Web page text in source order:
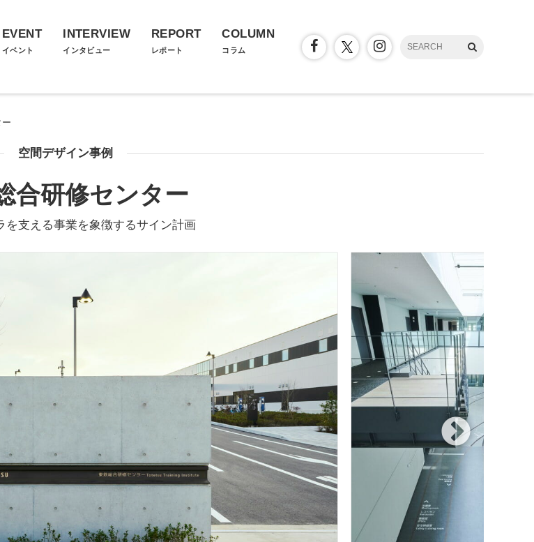
EVENT
イベント
INTERVIEW
インタビュー
REPORT
レポート
COLUMN
コラム
空間デザイン事例
合研修センター
を支える事業を象徴するサイン計画